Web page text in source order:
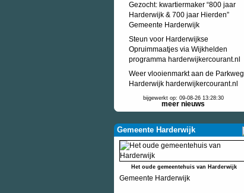
Gezocht: kwartiermaker “800 jaar
Harderwijk & 700 jaar Hierden”
Gemeente Harderwijk
Steun voor Harderwijkse
Opruimmaatjes via Wijkhelden
programma harderwijkercourant.nl
Weer vlooienmarkt aan de Parkweg
Harderwijk harderwijkercourant.nl
bijgewerkt op: 09-08-26 13:28:30
meer nieuws
Gemeente Harderwijk
Het oude gemeentehuis van Harderwijk
Gemeente Harderwijk